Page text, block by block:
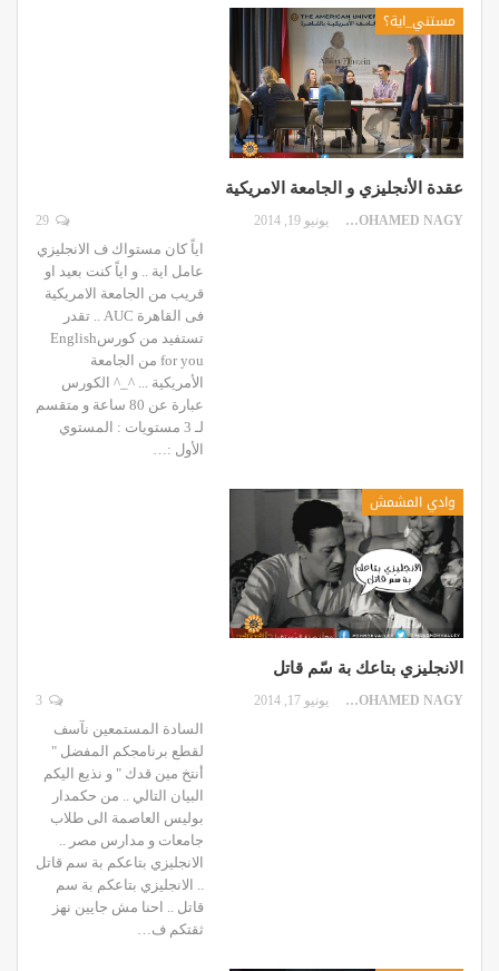
مستني_اية؟
عقدة الأنجليزي و الجامعة الامريكية
MOHAMED NAGY يونيو 19, 2014
اياً كان مستواك ف الانجليزي
عامل اية .. و اياً كنت بعيد او
قريب من الجامعة الامريكية
فى القاهرة AUC .. تقدر
تستفيد من كورسEnglish
for you من الجامعة
الأمريكية ... ^_^ الكورس
عبارة عن 80 ساعة و متقسم
لـ 3 مستويات : المستوي
الأول :…
وادي المشمش
الانجليزي بتاعك بة سّم قاتل
MOHAMED NAGY يونيو 17, 2014
السادة المستمعين نآسف
لقطع برنامجكم المفضل "
أنتخ مين قدك " و نذيع اليكم
البيان التالي .. من حكمدار
بوليس العاصمة الى طلاب
جامعات و مدارس مصر ..
الانجليزي بتاعكم بة سم قاتل
.. الانجليزي بتاعكم بة سم
قاتل .. احنا مش جايين نهز
ثقتكم ف…